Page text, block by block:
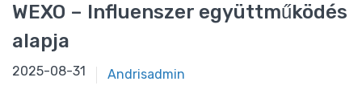
WEXO – Influenszer együttműködés
alapja
2025-08-31
2025-08-31 Andrisadmin